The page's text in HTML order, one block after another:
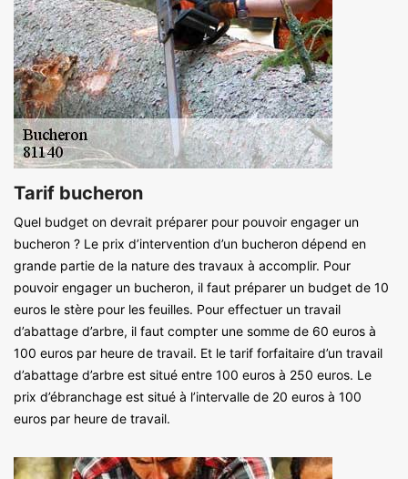
Tarif bucheron
Quel budget on devrait préparer pour pouvoir engager un
bucheron ? Le prix d’intervention d’un bucheron dépend en
grande partie de la nature des travaux à accomplir. Pour
pouvoir engager un bucheron, il faut préparer un budget de 10
euros le stère pour les feuilles. Pour effectuer un travail
d’abattage d’arbre, il faut compter une somme de 60 euros à
100 euros par heure de travail. Et le tarif forfaitaire d’un travail
d’abattage d’arbre est situé entre 100 euros à 250 euros. Le
prix d’ébranchage est situé à l’intervalle de 20 euros à 100
euros par heure de travail.